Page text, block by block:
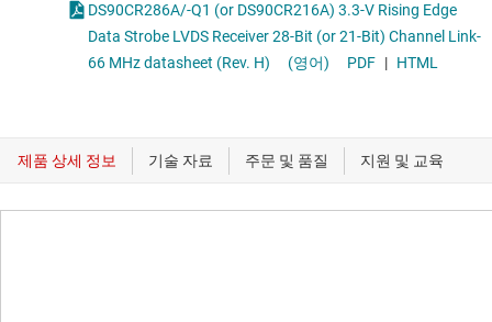
DS90CR286A/-Q1 (or DS90CR216A) 3.3-V Rising Edge
Data Strobe LVDS Receiver 28-Bit (or 21-Bit) Channel Link-
66 MHz datasheet (Rev. H)
(영어) PDF | HTML